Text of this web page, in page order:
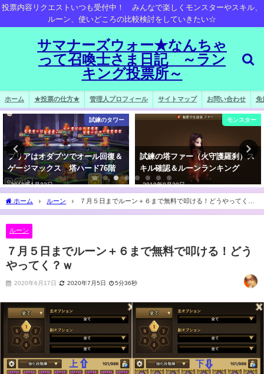
投票内容リクエストいつも受付中！ みんなで楽しくモンスターやスキル、
ルーン、使いどころの比較検討をしていきたい☆
サマナーズウォー★なんちゃ
って召喚士さま日記 ～ラン
キング投票所～
ホーム ★投票の仕方★ 管理人プロフィール サイトマップ お問い合わせ 免
試練のタワー
プリアはオダブツでオール回復＆
ゲージマックス 塔ハード76階
2018年1月23日
モンスター
試練の塔ファー（火守護羅刹）ス
キル確認＆ルーンランキング
2019年9月20日
ホーム ルーン
７月５日までルーン＋６まで無料で叩ける！どうやってく？
ｗ
ルーン
７月５日までルーン＋６まで無料で叩ける！どう
やってく？ｗ
2020年6月17日 2020年7月5日 5分36秒